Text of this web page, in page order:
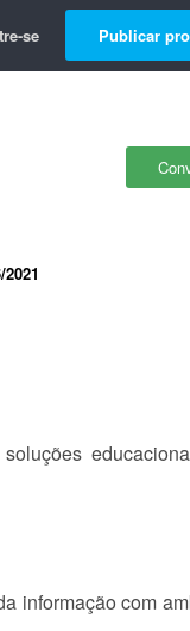
se Publicar
informação com